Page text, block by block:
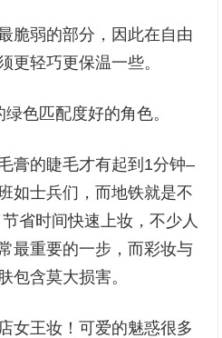
脆弱的部分，因此在自由
更轻巧更保温一些。
色匹配度好的角色。
膏的睫毛才有起到1分钟–
如士兵们，而地铁就是不
省时间快速上妆，不少人
最重要的一步，而彩妆与
包含莫大损害。
女王妆！可爱的魅惑很多